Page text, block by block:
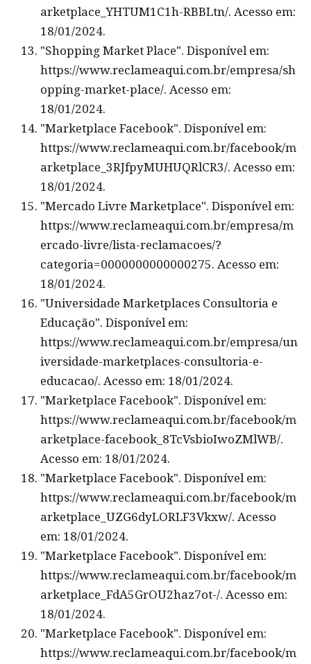
arketplace_YHTUM1C1h-RBBLtn/. Acesso em:
18/01/2024.
"Shopping Market Place". Disponível em:
https://www.reclameaqui.com.br/empresa/sh
opping-market-place/. Acesso em:
18/01/2024.
"Marketplace Facebook". Disponível em:
https://www.reclameaqui.com.br/facebook/m
arketplace_3RJfpyMUHUQRlCR3/. Acesso em:
18/01/2024.
"Mercado Livre Marketplace". Disponível em:
https://www.reclameaqui.com.br/empresa/m
ercado-livre/lista-reclamacoes/?
categoria=0000000000000275. Acesso em:
18/01/2024.
"Universidade Marketplaces Consultoria e
Educação". Disponível em:
https://www.reclameaqui.com.br/empresa/un
iversidade-marketplaces-consultoria-e-
educacao/. Acesso em: 18/01/2024.
"Marketplace Facebook". Disponível em:
https://www.reclameaqui.com.br/facebook/m
arketplace-facebook_8TcVsbioIwoZMlWB/.
Acesso em: 18/01/2024.
"Marketplace Facebook". Disponível em:
https://www.reclameaqui.com.br/facebook/m
arketplace_UZG6dyLORLF3Vkxw/. Acesso
em: 18/01/2024.
"Marketplace Facebook". Disponível em:
https://www.reclameaqui.com.br/facebook/m
arketplace_FdA5GrOU2haz7ot-/. Acesso em:
18/01/2024.
"Marketplace Facebook". Disponível em:
https://www.reclameaqui.com.br/facebook/m